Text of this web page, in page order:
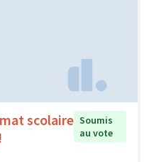
scolaire Soumis
au vote